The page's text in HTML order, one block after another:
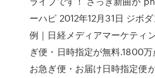
ーハピ 2012年12月31日 ジボ
例｜日経メディアマーケティ
ぎ便・日時指定が無料.1800
お急ぎ便・お届け日時指定便